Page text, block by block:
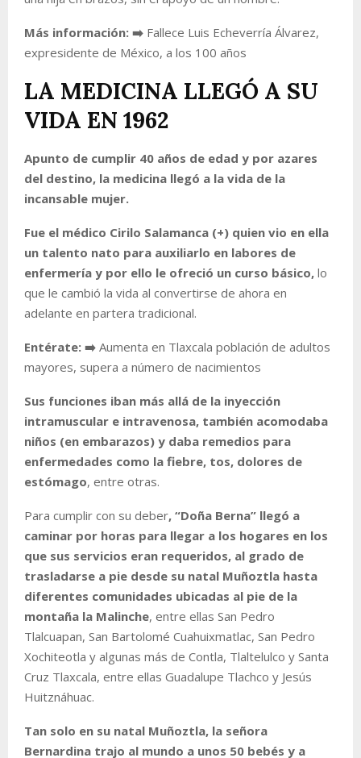
Más información: ➡️ Fallece Luis Echeverría Álvarez,
expresidente de México, a los 100 años
LA MEDICINA LLEGÓ A SU
VIDA EN 1962
Apunto de cumplir 40 años de edad y por azares
del destino, la medicina llegó a la vida de la
incansable mujer.
Fue el médico Cirilo Salamanca (+) quien vio en ella
un talento nato para auxiliarlo en labores de
enfermería y por ello le ofreció un curso básico, lo
que le cambió la vida al convertirse de ahora en
adelante en partera tradicional.
Entérate: ➡️ Aumenta en Tlaxcala población de adultos
mayores, supera a número de nacimientos
Sus funciones iban más allá de la inyección
intramuscular e intravenosa, también acomodaba
niños (en embarazos) y daba remedios para
enfermedades como la fiebre, tos, dolores de
estómago, entre otras.
Para cumplir con su deber, “Doña Berna” llegó a
caminar por horas para llegar a los hogares en los
que sus servicios eran requeridos, al grado de
trasladarse a pie desde su natal Muñoztla hasta
diferentes comunidades ubicadas al pie de la
montaña la Malinche, entre ellas San Pedro
Tlalcuapan, San Bartolomé Cuahuixmatlac, San Pedro
Xochiteotla y algunas más de Contla, Tlaltelulco y Santa
Cruz Tlaxcala, entre ellas Guadalupe Tlachco y Jesús
Huitznáhuac.
Tan solo en su natal Muñoztla, la señora
Bernardina trajo al mundo a unos 50 bebés y a